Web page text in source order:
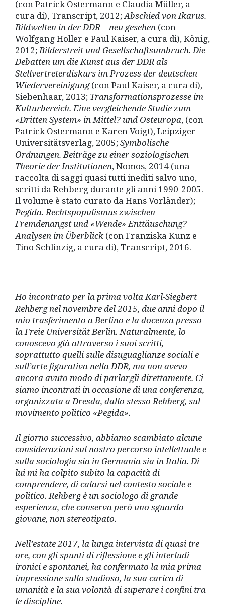
(con Patrick Ostermann e Claudia Müller, a
cura di), Transcript, 2012;Abschied von Ikarus.
Bildwelten in der DDR–neu gesehen (con
Wolfgang Holler e Paul Kaiser, a cura di), König,
2012;Bilderstreit und Gesellschaftsumbruch. Die
Debatten um die Kunst aus der DDR als
Stellvertreterdiskurs im Prozess der deutschen
Wiedervereinigung(con Paul Kaiser, a cura di),
Siebenhaar, 2013; Transformationsprozesse im
Kulturbereich. Eine vergleichende Studie zum
«Dritten System» in Mittel? und Osteuropa, (con
Patrick Ostermann e Karen Voigt), Leipziger
Universitätsverlag, 2005; Symbolische
Ordnungen. Beiträge zu einer soziologischen
Theorie der Institutionen, Nomos, 2014 (una
raccolta di saggi quasi tutti inediti salvo uno,
scritti da Rehberg durante gli anni 1990-2005.
Il volume è stato curato da Hans Vorländer);
Pegida. Rechtspopulismus zwischen
Fremdenangst und «Wende» Enttäuschung?
Analysen im Überblick (con Franziska Kunz e
Tino Schlinzig, a cura di), Transcript, 2016.
Ho incontrato per la prima volta Karl-Siegbert
Rehberg nel novembre del 2015, due anni dopo il
mio trasferimento a Berlino e la docenza presso
la Freie Universität Berlin. Naturalmente, lo
conoscevo già attraverso i suoi scritti,
soprattutto quelli sulle disuguaglianze sociali e
sull’arte figurativa nella DDR, ma non avevo
ancora avuto modo di parlargli direttamente. Ci
siamo incontrati in occasione di una conferenza,
organizzata a Dresda, dallo stesso Rehberg, sul
movimento politico «Pegida».
Il giorno successivo, abbiamo scambiato alcune
considerazioni sul nostro percorso intellettuale e
sulla sociologia sia in Germania sia in Italia. Di
lui mi ha colpito subito la capacità di
comprendere, di calarsi nel contesto sociale e
politico. Rehberg è un sociologo di grande
esperienza, che conserva però uno sguardo
giovane, non stereotipato.
Nell’estate 2017, la lunga intervista di quasi tre
ore, con gli spunti di riflessione e gli interludi
ironici e spontanei, ha confermato la mia prima
impressione sullo studioso, la sua carica di
umanità e la sua volontà di superare i confini tra
le discipline.